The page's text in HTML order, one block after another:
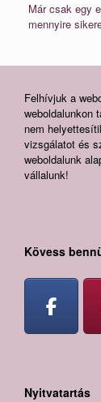
Már csak egy
mennyire
Felhívjuk a
weboldalunkon
nem
vizsgálatot és
weboldalunk
vállalunk!
Kövess
Nyitvatartás